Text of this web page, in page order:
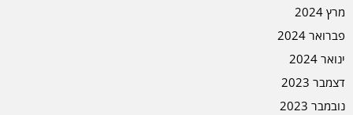
מרץ 2024
פברואר 2024
ינואר 2024
דצמבר 2023
נובמבר 2023